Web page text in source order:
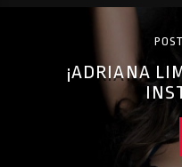
¡ADRIANA